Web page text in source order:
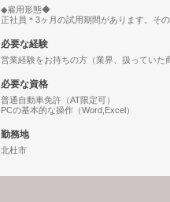
◆雇用形態◆
正社員＊3ヶ月の試用期間があります。そ
必要な経験
営業経験をお持ちの方（業界、扱っていた
必要な資格
普通自動車免許（AT限定可）
PCの基本的な操作（Word,Excel）
勤務地
北杜市